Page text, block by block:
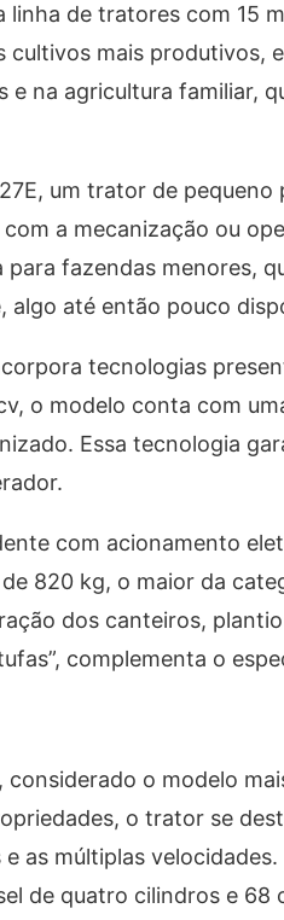
linha de tratores com 15
mais produtivos,
na agricultura familiar,
um trator de
a mecanização ou
fazendas menores,
até então pouco
tecnologias
o modelo conta com
Essa tecnologia
com acionamento
820 kg, o maior da
dos canteiros,
complementa o
o modelo
o trator se
as múltiplas
de quatro cilindros e